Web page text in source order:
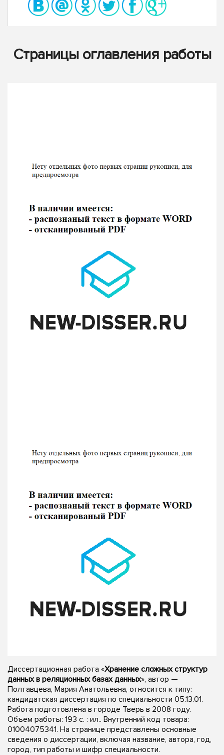
Страницы оглавления работы
Диссертационная работа «Хранение сложных структур
данных в реляционных базах данных», автор —
Полтавцева, Мария Анатольевна, относится к типу:
кандидатская диссертация по специальности 05.13.01.
Работа подготовлена в городе Тверь в 2008 году.
Объем работы: 193 с. : ил.. Внутренний код товара:
01004075341. На странице представлены основные
сведения о диссертации, включая название, автора, год,
город, тип работы и шифр специальности.